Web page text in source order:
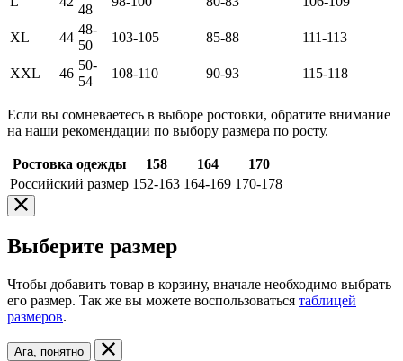
48
XL 44
48-
50
103-105 85-88 111-113
XXL 46
50-
54
108-110 90-93 115-118
Если вы сомневаетесь в выборе ростовки, обратите внимание
на наши рекомендации по выбору размера по росту.
Ростовка одежды 158 164
170
Российский размер 152-163 164-169 170-178
Выберите размер
Чтобы добавить товар в корзину, вначале необходимо выбрать
его размер. Так же вы можете воспользоваться таблицей
размеров.
Ага, понятно